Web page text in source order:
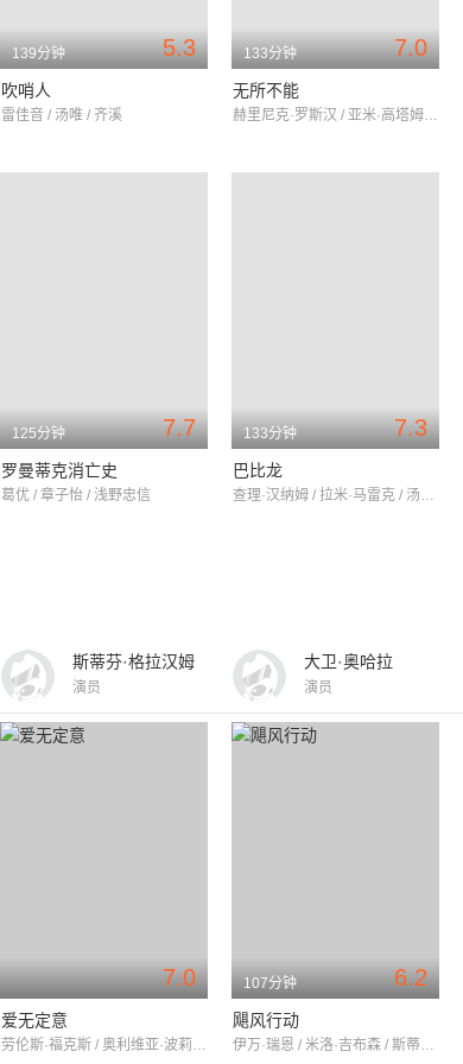
5.3
139分钟
吹哨人
雷佳音 / 汤唯 / 齐溪
7.0
133分钟
无所不能
赫里尼克·罗斯汉 / 亚米·高塔姆 / 洛尼特·罗伊
7.7
125分钟
罗曼蒂克消亡史
葛优 / 章子怡 / 浅野忠信
7.3
133分钟
巴比龙
查理·汉纳姆 / 拉米·马雷克 / 汤米·弗拉纳根
斯蒂芬·格拉汉姆
演员
大卫·奥哈拉
演员
7.0
爱无定意
劳伦斯·福克斯 / 奥利维亚·波莉 / 亚历山德拉·摩恩
6.2
107分钟
飓风行动
伊万·瑞恩 / 米洛·吉布森 / 斯蒂芬妮·马蒂尼